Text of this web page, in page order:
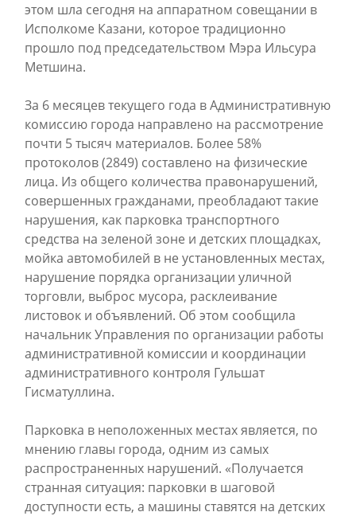
этом шла сегодня на аппаратном совещании в
Исполкоме Казани, которое традиционно
прошло под председательством Мэра Ильсура
Метшина.
За 6 месяцев текущего года в Административную
комиссию города направлено на рассмотрение
почти 5 тысяч материалов. Более 58%
протоколов (2849) составлено на физические
лица. Из общего количества правонарушений,
совершенных гражданами, преобладают такие
нарушения, как парковка транспортного
средства на зеленой зоне и детских площадках,
мойка автомобилей в не установленных местах,
нарушение порядка организации уличной
торговли, выброс мусора, расклеивание
листовок и объявлений. Об этом сообщила
начальник Управления по организации работы
административной комиссии и координации
административного контроля Гульшат
Гисматуллина.
Парковка в неположенных местах является, по
мнению главы города, одним из самых
распространенных нарушений. «Получается
странная ситуация: парковки в шаговой
доступности есть, а машины ставятся на детских